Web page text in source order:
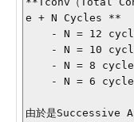
e + N Cycles **
由於是Successive